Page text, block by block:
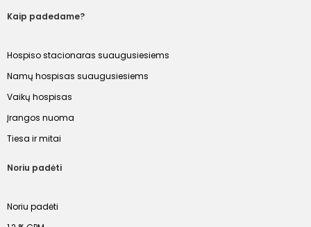
Kaip padedame?
Hospiso stacionaras suaugusiesiems
Namų hospisas suaugusiesiems
Vaikų hospisas
Įrangos nuoma
Tiesa ir mitai
Noriu padėti
Noriu padėti